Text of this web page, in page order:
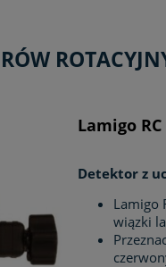
Lamigo
Detektor z
Lamigo
wiązki